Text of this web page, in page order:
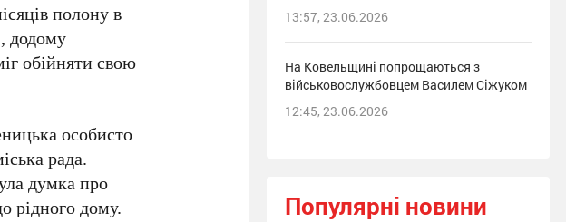
полону в
додому
обійняти свою
особисто
рада.
думка про
рідного дому.
13:57, 23.06.2026
На Ковельщині попрощаються з
військовослужбовцем Василем Сіжуком
12:45, 23.06.2026
Популярні новини